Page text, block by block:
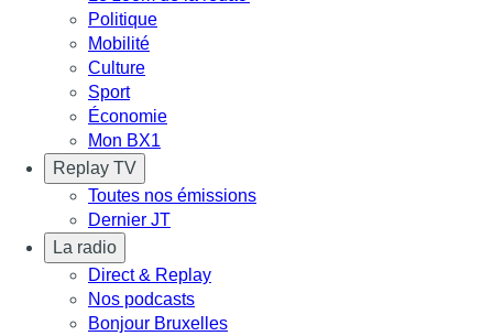
Politique
Mobilité
Culture
Sport
Économie
Mon BX1
Replay TV
Toutes nos émissions
Dernier JT
La radio
Direct & Replay
Nos podcasts
Bonjour Bruxelles